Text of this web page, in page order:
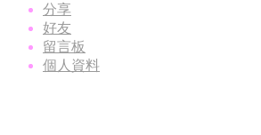
分享
好友
留言板
個人資料